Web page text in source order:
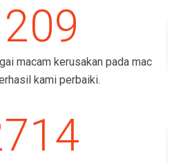
macam kerusakan pada mac
kami perbaiki.